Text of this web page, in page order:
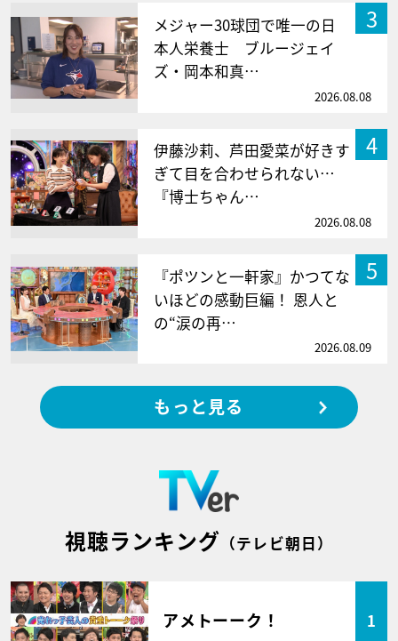
3
メジャー30球団で唯一の日
本人栄養士 ブルージェイ
ズ・岡本和真…
2026.08.08
4
伊藤沙莉、芦田愛菜が好きす
ぎて目を合わせられない…
『博士ちゃん…
2026.08.08
5
『ポツンと一軒家』かつてな
いほどの感動巨編！ 恩人と
の“涙の再…
2026.08.09
もっと見る
視聴ランキング （テレビ朝日）
アメトーーク！ 1